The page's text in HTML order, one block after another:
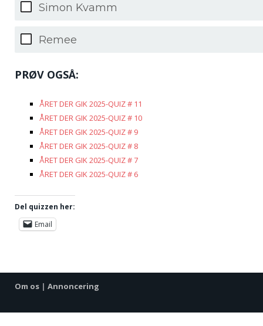
Simon Kvamm
Remee
PRØV OGSÅ:
ÅRET DER GIK 2025-QUIZ # 11
ÅRET DER GIK 2025-QUIZ # 10
ÅRET DER GIK 2025-QUIZ # 9
ÅRET DER GIK 2025-QUIZ # 8
ÅRET DER GIK 2025-QUIZ # 7
ÅRET DER GIK 2025-QUIZ # 6
Del quizzen her:
Email
Om os | Annoncering